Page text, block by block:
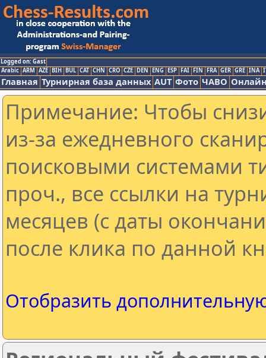
Logged on: Gast
Arabic ARM AZE BIH BUL CAT CHN CRO CZE DEN ENG ESP FAI FIN FRA GER GRE INA
Главная Турнирная база данных AUT Фото ЧАВО
Примечание: Чтобы
из-за ежедневного
поисковыми системами
проч., все ссылки на
месяцев (с даты
после клика по данной
Отобразить